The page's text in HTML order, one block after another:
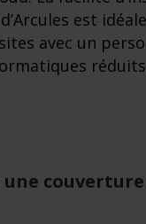
est
avec un
une